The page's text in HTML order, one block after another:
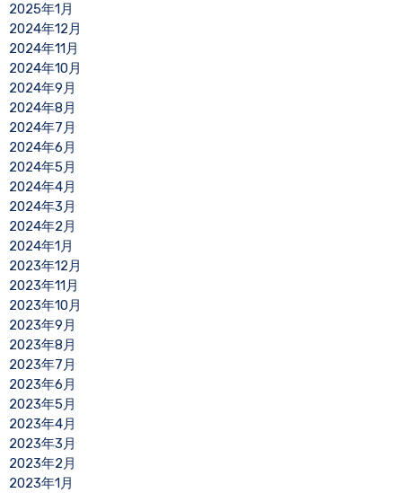
2025年1月
2024年12月
2024年11月
2024年10月
2024年9月
2024年8月
2024年7月
2024年6月
2024年5月
2024年4月
2024年3月
2024年2月
2024年1月
2023年12月
2023年11月
2023年10月
2023年9月
2023年8月
2023年7月
2023年6月
2023年5月
2023年4月
2023年3月
2023年2月
2023年1月